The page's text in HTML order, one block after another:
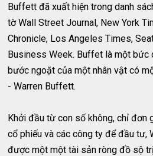
Buffett đã xuất hiện trong danh
tờ Wall Street Journal, New York
Chronicle, Los Angeles Times,
Business Week. Buffet là một bức
bước ngoặt của một nhân vật có
- Warren Buffett.
Khởi đầu từ con số không, chỉ đơn
cổ phiếu và các công ty để đầu tư,
được một một tài sản ròng đồ sộ